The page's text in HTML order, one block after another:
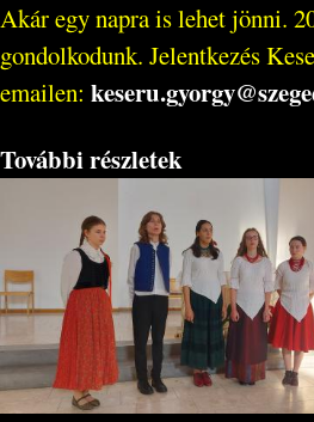
Akár egy napra is lehet jönni.
gondolkodunk. Jelentkezés
emailen:
További részletek